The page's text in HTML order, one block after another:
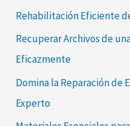
Rehabilitación Eficiente
Recuperar Archivos de
Eficazmente
Domina la Reparación
Experto